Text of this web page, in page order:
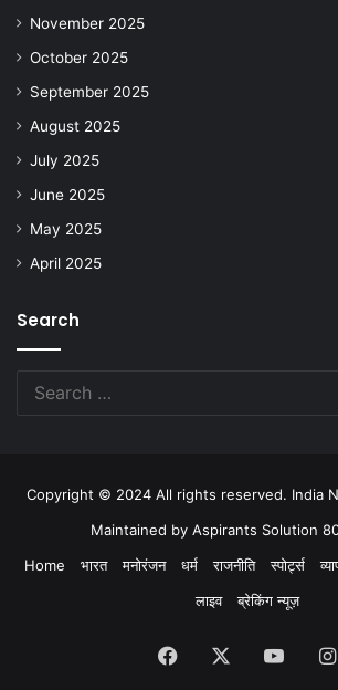
November 2025
October 2025
September 2025
August 2025
July 2025
June 2025
May 2025
April 2025
Search
Copyright © 2024 All rights reserved. India
Maintained by Aspirants Solution
Home
भारत मनोरंजन धर्म राजनीति स्पोर्ट्स
लाइव
ब्रेकिंग न्यूज़